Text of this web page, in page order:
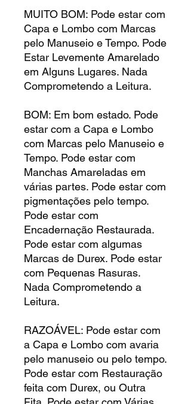
MUITO BOM: Pode estar com
Capa e Lombo com Marcas
pelo Manuseio e Tempo. Pode
Estar Levemente Amarelado
em Alguns Lugares. Nada
Comprometendo a Leitura.
BOM: Em bom estado. Pode
estar com a Capa e Lombo
com Marcas pelo Manuseio e
Tempo. Pode estar com
Manchas Amareladas em
várias partes. Pode estar com
pigmentações pelo tempo.
Pode estar com
Encadernação Restaurada.
Pode estar com algumas
Marcas de Durex. Pode estar
com Pequenas Rasuras.
Nada Comprometendo a
Leitura.
RAZOÁVEL: Pode estar com
a Capa e Lombo com avaria
pelo manuseio ou pelo tempo.
Pode estar com Restauração
feita com Durex, ou Outra